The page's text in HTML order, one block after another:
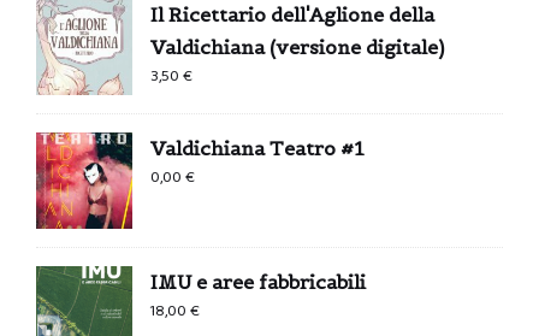
Il Ricettario dell'Aglione della
Valdichiana (versione digitale)
3,50€
Valdichiana Teatro #1
0,00€
IMU e aree fabbricabili
18,00€